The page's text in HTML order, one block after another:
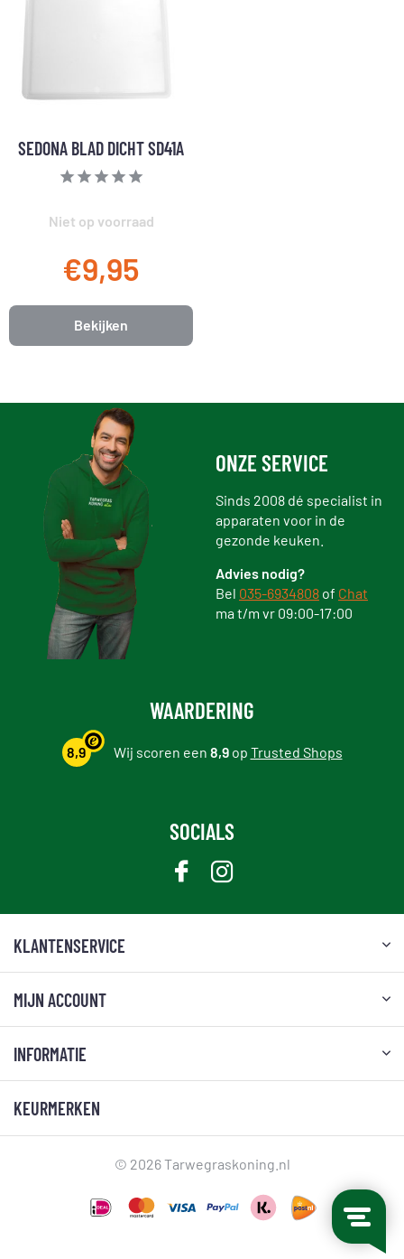
SEDONA BLAD DICHT SD41A
Niet op voorraad
€9,95
Bekijken
ONZE SERVICE
Sinds 2008 dé specialist in
apparaten voor in de
gezonde keuken.
Advies nodig?
Bel 035-6934808 of Chat
ma t/m vr 09:00-17:00
WAARDERING
8,9 Wij scoren een 8,9op Trusted Shops
SOCIALS
KLANTENSERVICE
MIJN ACCOUNT
INFORMATIE
KEURMERKEN
© 2026 Tarwegraskoning.nl